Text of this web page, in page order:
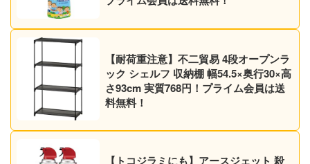
【耐荷重注意】不二貿易 4段オープンラ
ック シェルフ 収納棚 幅54.5×奥行30×高
さ93cm 実質768円！プライム会員は送
料無料！
【トコジラミにも】アースジェット 殺